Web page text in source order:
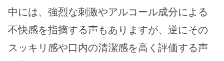
中には、強烈な刺激やアルコール成分による
不快感を指摘する声もありますが、逆にその
スッキリ感や口内の清潔感を高く評価する声